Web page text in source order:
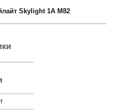
Skylight 1A M82